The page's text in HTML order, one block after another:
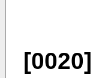
[0020]